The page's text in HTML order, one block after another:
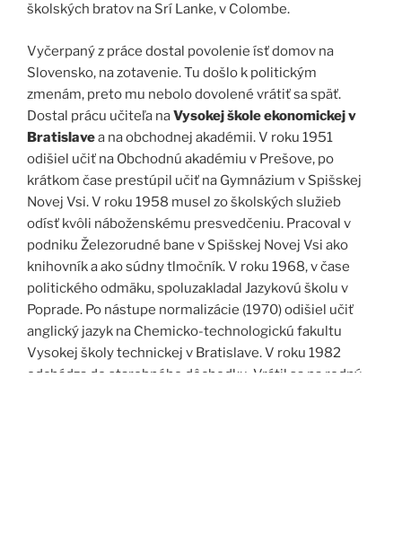
školských bratov na Srí Lanke, v Colombe.
Vyčerpaný z práce dostal povolenie ísť domov na
Slovensko, na zotavenie. Tu došlo k politickým
zmenám, preto mu nebolo dovolené vrátiť sa späť.
Dostal prácu učiteľa naVysokej škole ekonomickej v
Bratislavea na obchodnej akadémii. V roku 1951
odišiel učiť na Obchodnú akadémiu v Prešove, po
krátkom čase prestúpil učiť na Gymnázium v Spišskej
Novej Vsi. V roku 1958 musel zo školských služieb
odísť kvôli náboženskému presvedčeniu. Pracoval v
podniku Železorudné bane v Spišskej Novej Vsi ako
knihovník a ako súdny tlmočník. V roku 1968, v čase
politického odmäku, spoluzakladal Jazykovú školu v
Poprade. Po nástupe normalizácie (1970) odišiel učiť
anglický jazyk na Chemicko-technologickú fakultu
Vysokej školy technickej v Bratislave. V roku 1982
odchádza do starobného dôchodku. Vrátil sa na rodný